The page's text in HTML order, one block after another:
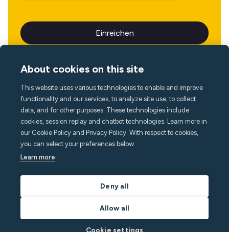
Sprache
About cookies on this site
This website uses various technologies to enable and improve
functionality and our services, to analyze site use, to collect
data, and for other purposes. These technologies include
cookies, session replay and chatbot technologies. Learn more in
our Cookie Policy and Privacy Policy. With respect to cookies,
you can select your preferences below.
Learn more
Deny all
Allow all
Cookie settings